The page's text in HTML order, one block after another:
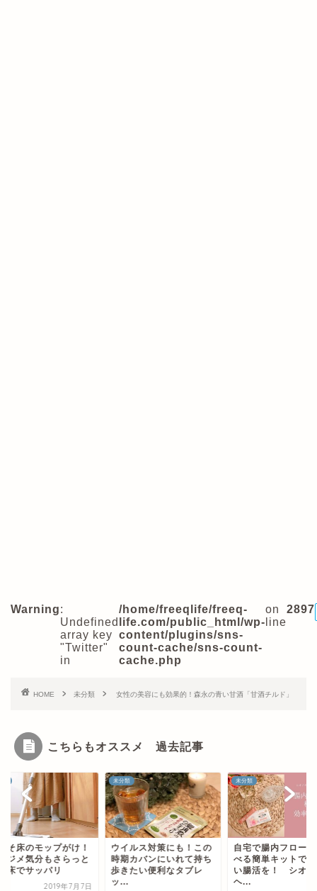
Warning:
Undefined
array key
"Twitter"
in
/home/freeqlife/freeq-
life.com/public_html/wp-
content/plugins/sns-
count-cache/sns-count-
cache.php
on
line
2897
HOME 未分類 女性の美容にも効果的！森永の青い甘酒「甘酒チルド」
こちらもオススメ 過去記事
そ床のモップがけ！
ジメ気分もさらっと
床でサッパリ
2019年7月7日
未分類
ウイルス対策にも！この
時期カバンにいれて持ち
歩きたい便利なタブレ
ッ...
未分類
自宅で腸内フローラ
べる簡単キットで効
い腸活を！ シオノ
ヘ...